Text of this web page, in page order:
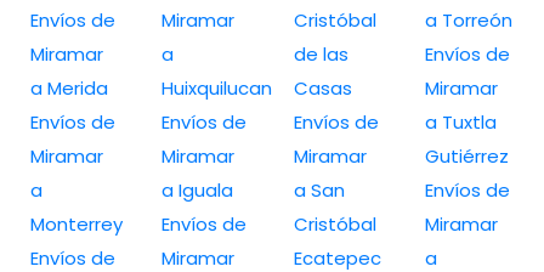
Envíos de
Miramar
a Merida
Envíos de
Miramar
a
Monterrey
Envíos de
Miramar
a
Huixquilucan
Envíos de
Miramar
a Iguala
Envíos de
Miramar
Cristóbal
de las
Casas
Envíos de
Miramar
a San
Cristóbal
Ecatepec
a Torreón
Envíos de
Miramar
a Tuxtla
Gutiérrez
Envíos de
Miramar
a